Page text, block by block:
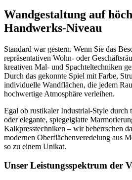
Wandgestaltung auf
Handwerks-Niveau
Standard war gestern. Wenn Sie das
repräsentativen Wohn- oder
kreativen Mal- und Spachteltechniken
Durch das gekonnte Spiel mit Farbe,
individuelle Wandflächen, die jedem
hochwertige Atmosphäre verleihen.
Egal ob rustikaler Industrial-Style durch
oder elegante, spiegelglatte
Kalkpresstechniken – wir beherrschen
modernen Oberflächenveredelung aus
so zu einem Unikat.
Unser Leistungsspektrum der